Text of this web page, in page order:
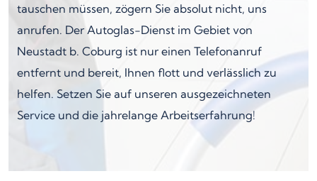
tauschen müssen, zögern Sie absolut nicht, uns
anrufen. Der Autoglas-Dienst im Gebiet von
Neustadt b. Coburg ist nur einen Telefonanruf
entfernt und bereit, Ihnen flott und verlässlich zu
helfen. Setzen Sie auf unseren ausgezeichneten
Service und die jahrelange Arbeitserfahrung!